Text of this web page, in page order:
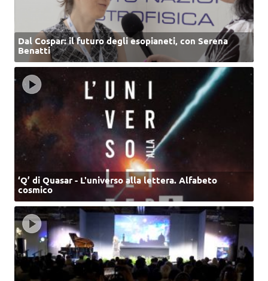
Dal Cospar: il futuro degli esopianeti, con Serena
Benatti
‘Q’ di Quasar - L'universo alla lettera. Alfabeto
cosmico